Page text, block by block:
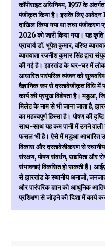
कॉपीराइट अधिनियम, 1957 के
पंजीकृत किया है। इसके लिए आवेदन
दाखिल किया गया था तथा पंजीकरण
2026 को जारी किया गया। यह
प्राचार्य डॉ. भूपेश कुमार, वरिष्ठ
व्याख्याता रजनीश कुमार सिंह द्वारा
की गई है। झारखंड के घर-घर में
आधारित पारंपरिक व्यंजन को
वैज्ञानिक रूप से दस्तावेजीकृत विधि में
कार्य की प्रमुख विशेषता है। मडुआ,
मिलेट के नाम से भी जाना जाता है,
का महत्त्वपूर्ण हिस्सा है। पोषण की
साथ-साथ यह कम पानी में उगने
फसल भी है। ऐसे में मडुआ आधारित
विकास और दस्तावेजीकरण से
संरक्षण, पोषण संवर्धन, उद्यमिता और
संभावनाएं विकसित हो सकती हैं।
से झारखंड के स्थानीय अनाजों,
और पारंपरिक ज्ञान को आधुनिक
प्रशिक्षण से जोड़ने की दिशा में कार्य